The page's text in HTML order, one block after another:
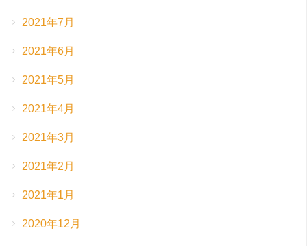
2021年7月
2021年6月
2021年5月
2021年4月
2021年3月
2021年2月
2021年1月
2020年12月